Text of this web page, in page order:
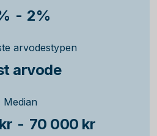
- 2%
arvodestypen
arvode
Median
- 70 000 kr